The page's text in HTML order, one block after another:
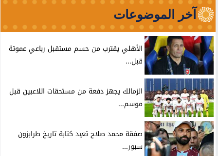
آخر الموضوعات
الأهلي يقترب من حسم مستقبل رباعي عموتة
قبل...
الزمالك يجهز دفعة من مستحقات اللاعبين قبل
موسم...
صفقة محمد صلاح تعيد كتابة تاريخ طرابزون
سبور...